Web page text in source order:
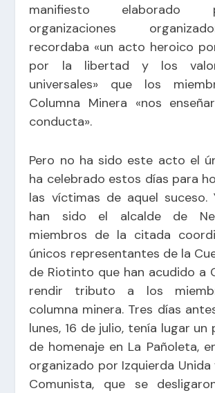
manifiesto
organizaciones
recordaba «un acto heroico
por la libertad y los
universales» que los
Columna Minera «nos
conducta».
Pero no ha sido este acto el
ha celebrado estos días para
las víctimas de aquel suceso.
han sido el alcalde de
miembros de la citada
únicos representantes de la
de Riotinto que han acudido a
rendir tributo a los
columna minera. Tres días
lunes, 16 de julio, tenía lugar
de homenaje en La Pañoleta,
organizado por Izquierda
Comunista, que se